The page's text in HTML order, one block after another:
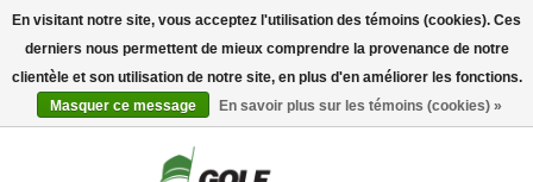
En visitant notre site, vous acceptez l'utilisation des témoins (cookies). Ces
derniers nous permettent de mieux comprendre la provenance de notre
clientèle et son utilisation de notre site, en plus d'en améliorer les fonctions.
Masquer ce message
En savoir plus sur les témoins (cookies) »